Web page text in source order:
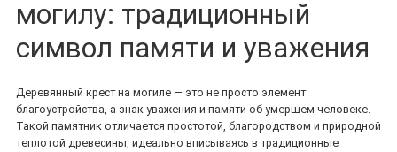
могилу: традиционный
символ памяти и уважения
Деревянный крест на могиле — это не просто элемент
благоустройства, а знак уважения и памяти об умершем человеке.
Такой памятник отличается простотой, благородством и природной
теплотой древесины, идеально вписываясь в традиционные